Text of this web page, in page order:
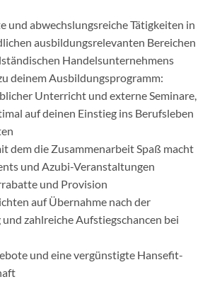
und abwechslungsreiche Tätigkeiten in
ausbildungsrelevanten Bereichen
Handelsunternehmens
deinem Ausbildungsprogramm:
Unterricht und externe Seminare,
auf deinen Einstieg ins Berufsleben
dem die Zusammenarbeit Spaß macht
und Azubi-Veranstaltungen
und Provision
auf Übernahme nach der
zahlreiche Aufstiegschancen bei
und eine vergünstigte Hansefit-